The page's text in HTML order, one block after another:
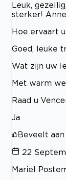
Leuk,
sterker! Anne
Hoe ervaart
Goed, leuke
Wat zijn uw
Met warm
Raad u
Ja
Beveelt aan
22
Mariel